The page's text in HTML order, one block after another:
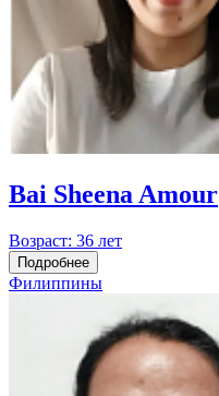
Bai Sheena Amour
Возраст: 36 лет
Подробнее
Филиппины